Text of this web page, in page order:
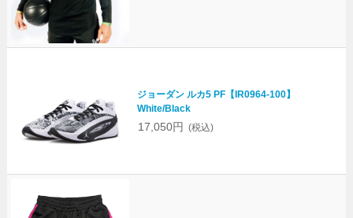
ジョーダン ルカ5 PF【IR0964-100】
White/Black
17,050円 (税込)